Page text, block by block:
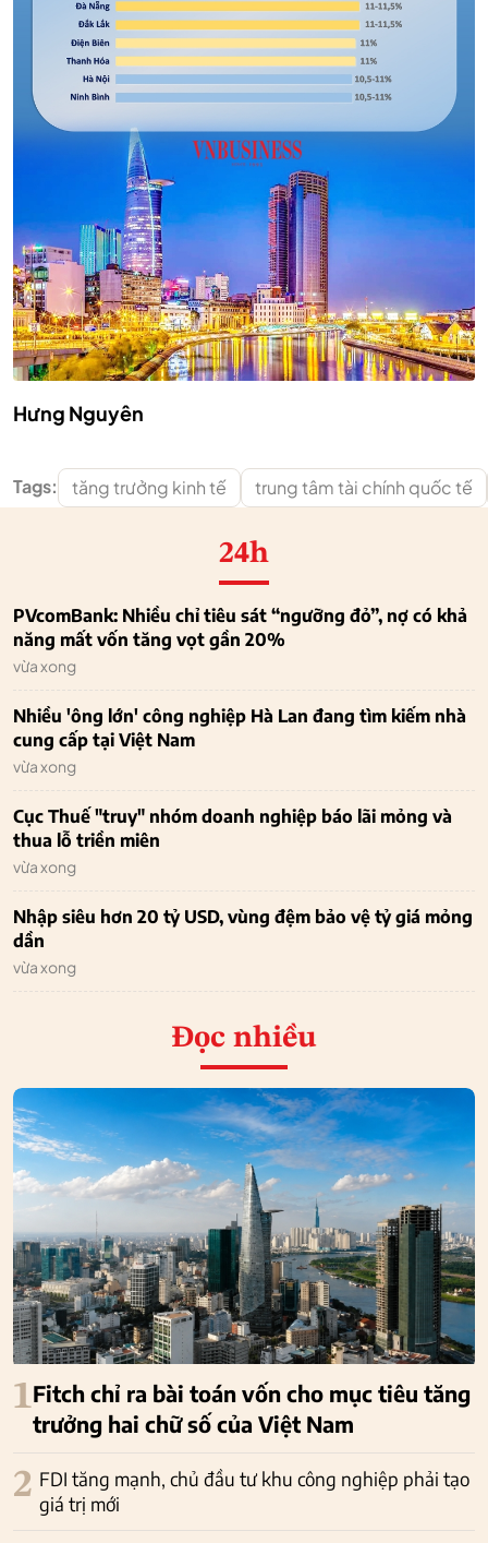
Hưng Nguyên
Tags: tăng trưởng kinh tế trung tâm tài chính quốc tế
24h
PVcomBank: Nhiều chỉ tiêu sát “ngưỡng đỏ”, nợ có khả
năng mất vốn tăng vọt gần 20%
vừa xong
Nhiều 'ông lớn' công nghiệp Hà Lan đang tìm kiếm nhà
cung cấp tại Việt Nam
vừa xong
Cục Thuế "truy" nhóm doanh nghiệp báo lãi mỏng và
thua lỗ triền miên
vừa xong
Nhập siêu hơn 20 tỷ USD, vùng đệm bảo vệ tỷ giá mỏng
dần
vừa xong
Đọc nhiều
1Fitch chỉ ra bài toán vốn cho mục tiêu tăng
trưởng hai chữ số của Việt Nam
2 FDI tăng mạnh, chủ đầu tư khu công nghiệp phải tạo
giá trị mới